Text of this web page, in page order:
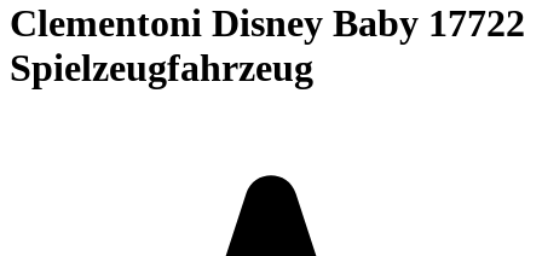
Clementoni Disney Baby 17722
Spielzeugfahrzeug